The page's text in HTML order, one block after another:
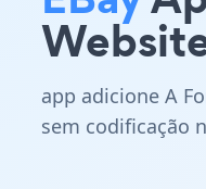
app adicione A
sem codificação